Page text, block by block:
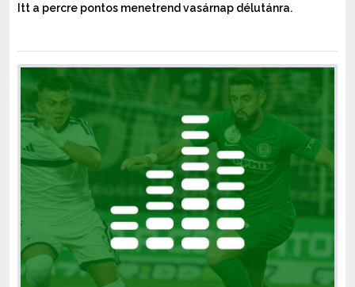
Itt a percre pontos menetrend vasárnap délutánra.